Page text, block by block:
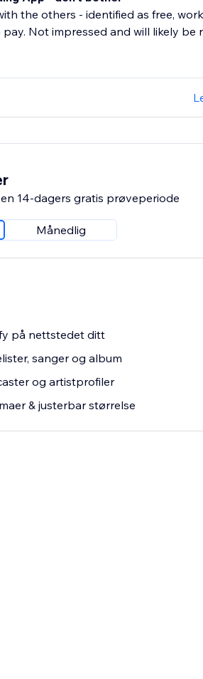
the others - identified as free,
pay. Not impressed and will likely be
14-dagers gratis prøveperiode
Månedlig
på nettstedet ditt
sanger og album
og artistprofiler
& justerbar størrelse